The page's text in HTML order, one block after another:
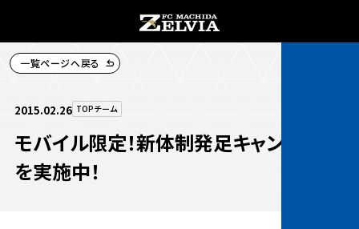
一覧ページへ戻る
2015.02.26 TOPチーム
モバイル限定！新体制発足キャンペーン
を実施中！